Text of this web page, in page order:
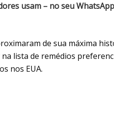
usam – no seu
de sua máxima
lista de remédios
nos EUA.